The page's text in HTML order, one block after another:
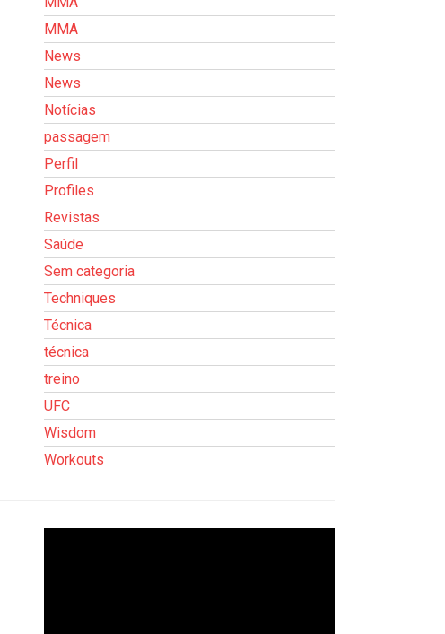
MMA
News
News
Notícias
passagem
Perfil
Profiles
Revistas
Saúde
Sem categoria
Techniques
Técnica
técnica
treino
UFC
Wisdom
Workouts